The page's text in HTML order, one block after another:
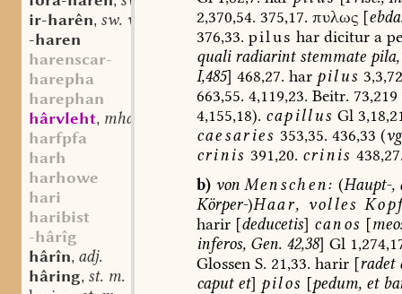
ir-harên, sw. v.
-haren
harenscar-
harepha
harephan
hârvleht, mhd. st. f.
harfpfa
harh
harhowe
hari
haribist
-hârîg
hârîn, adj.
hâring, st. m.
2,370,54. 375,17. πυλως[
376,33. pilus har dicitur a
qualiradiarintstemmatepila,
I,485] 468,27. har pilus
663,55. 4,119,23. Beitr. 73,219
4,155,18). capillus Gl
caesaries 353,35. 436,33 (
crinis 391,20. crinis
b) von Menschen: (Haupt-,
Körper-)Haar, volles
harir[deducetis] canos [
inferos,Gen.42,38] Gl
GlossenS. 21,33. harir[radet
caputet] pilos [pedum, et